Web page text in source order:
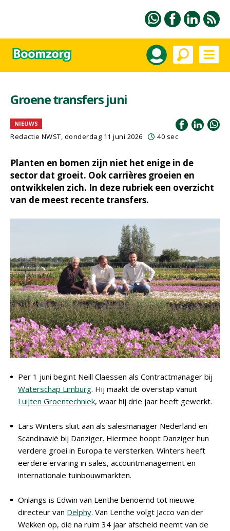
Groene transfers juni
NIEUWS
Redactie NWST, donderdag 11 juni 2026 40 sec
Planten en bomen zijn niet het enige in de
sector dat groeit. Ook carrières groeien en
ontwikkelen zich. In deze rubriek een overzicht
van de meest recente transfers.
Per 1 juni begint Neill Claessen als Contractmanager bij
Waterschap Limburg. Hij maakt de overstap vanuit
Luijten Groentechniek, waar hij drie jaar heeft gewerkt.
Lars Winters sluit aan als salesmanager Nederland en
Scandinavië bij Danziger. Hiermee hoopt Danziger hun
verdere groei in Europa te versterken. Winters heeft
eerdere ervaring in sales, accountmanagement en
internationale tuinbouwmarkten.
Onlangs is Edwin van Lenthe benoemd tot nieuwe
directeur van Delphy. Van Lenthe volgt Jacco van der
Wekken op, die na ruim 34 jaar afscheid neemt van de